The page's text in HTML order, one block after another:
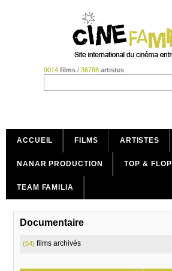
9014 films/ 36788 artistes
ACCUEIL FILMS ARTISTES
NANAR PRODUCTION TOP & FLOP
TEAM FAMILIA
Documentaire
(54) films archivés